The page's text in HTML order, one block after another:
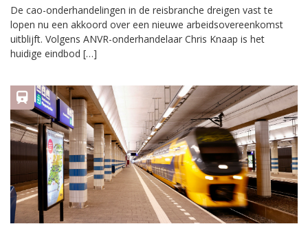
De cao-onderhandelingen in de reisbranche dreigen vast te
lopen nu een akkoord over een nieuwe arbeidsovereenkomst
uitblijft. Volgens ANVR-onderhandelaar Chris Knaap is het
huidige eindbod […]